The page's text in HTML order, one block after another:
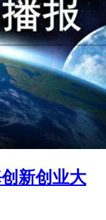
新创业大